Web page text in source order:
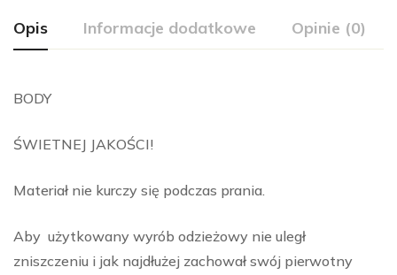
Opis Informacje dodatkowe Opinie (0)
BODY
ŚWIETNEJ JAKOŚCI!
Materiał nie kurczy się podczas prania.
Aby użytkowany wyrób odzieżowy nie uległ
zniszczeniu i jak najdłużej zachował swój pierwotny